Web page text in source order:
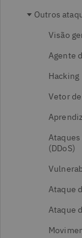
Outros
Visão
Agente
Hacking
Vetor
(DDoS)
Ataque
Ataque